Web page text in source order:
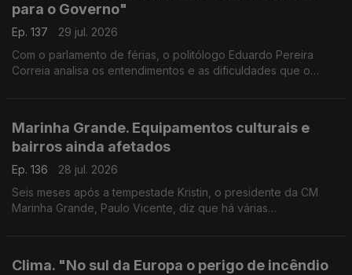
para o Governo"
Ep. 137
29 jul. 2026
Com o parlamento de férias, o politólogo Eduardo Pereira
Correia analisa os entendimentos e as dificuldades que o
Marinha Grande. Equipamentos culturais e
bairros ainda afetados
Ep. 136
28 jul. 2026
Seis meses após a tempestade Kristin, o presidente da CM
Marinha Grande, Paulo Vicente, diz que há várias
Clima. "No sul da Europa o perigo de incêndio